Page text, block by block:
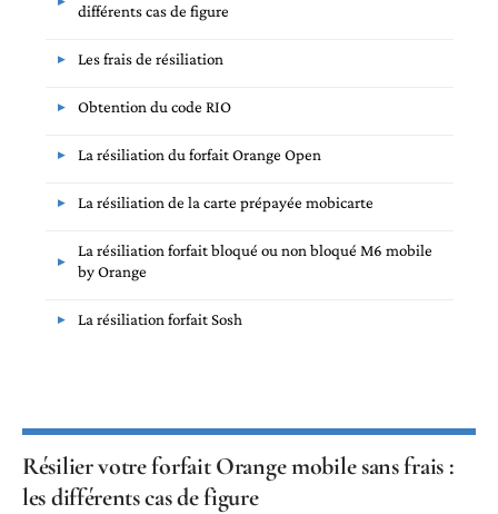
différents cas de figure
Les frais de résiliation
Obtention du code RIO
La résiliation du forfait Orange Open
La résiliation de la carte prépayée mobicarte
La résiliation forfait bloqué ou non bloqué M6 mobile
by Orange
La résiliation forfait Sosh
Résilier votre forfait Orange mobile sans frais :
les différents cas de figure